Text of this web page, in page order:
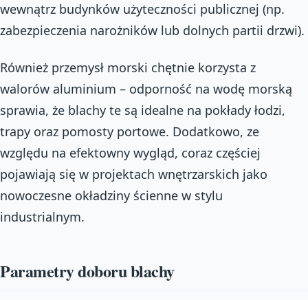
wewnątrz budynków użyteczności publicznej (np.
zabezpieczenia narożników lub dolnych partii drzwi).
Również przemysł morski chętnie korzysta z
walorów aluminium – odporność na wodę morską
sprawia, że blachy te są idealne na pokłady łodzi,
trapy oraz pomosty portowe. Dodatkowo, ze
względu na efektowny wygląd, coraz częściej
pojawiają się w projektach wnętrzarskich jako
nowoczesne okładziny ścienne w stylu
industrialnym.
Parametry doboru blachy